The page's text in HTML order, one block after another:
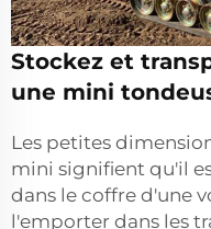
Stockez et
une mini
Les petites
mini signifient qu'il
dans le coffre d'une
l'emporter dans les